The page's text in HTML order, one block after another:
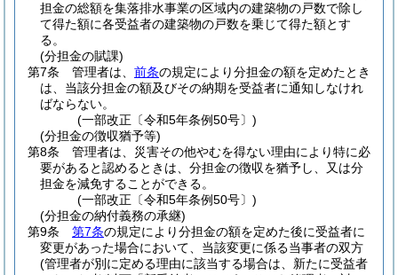
担金の総額を集落排水事業の区域内の建築物の戸数で除し
て得た額に各受益者の建築物の戸数を乗じて得た額とす
る。
(分担金の賦課)
第7条
管理者は、 前条の規定により分担金の額を定めたとき
は、当該分担金の額及びその納期を受益者に通知しなけれ
ばならない。
(一部改正〔令和5年条例50号〕)
(分担金の徴収猶予等)
第8条
管理者は、災害その他やむを得ない理由により特に必
要があると認めるときは、分担金の徴収を猶予し、又は分
担金を減免することができる。
(一部改正〔令和5年条例50号〕)
(分担金の納付義務の承継)
第9条
第7条の規定により分担金の額を定めた後に受益者に
変更があった場合において、当該変更に係る当事者の双方
(管理者が別に定める理由に該当する場合は、新たに受益者